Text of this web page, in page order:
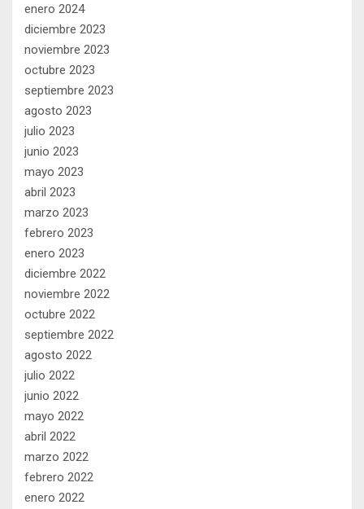
enero 2024
diciembre 2023
noviembre 2023
octubre 2023
septiembre 2023
agosto 2023
julio 2023
junio 2023
mayo 2023
abril 2023
marzo 2023
febrero 2023
enero 2023
diciembre 2022
noviembre 2022
octubre 2022
septiembre 2022
agosto 2022
julio 2022
junio 2022
mayo 2022
abril 2022
marzo 2022
febrero 2022
enero 2022